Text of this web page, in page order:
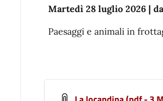
Martedì 28 luglio 2026 |
Paesaggi e animali in